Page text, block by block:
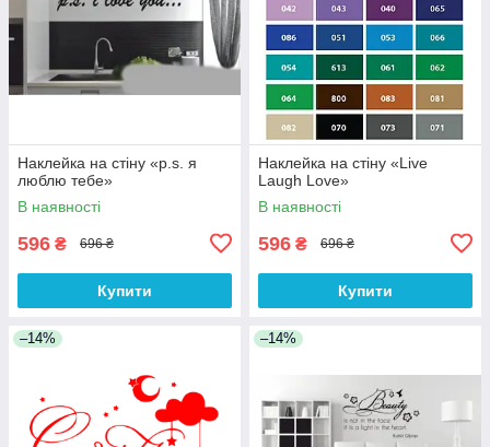
Наклейка на стіну «p.s. я
люблю тебе»
В наявності
596 ₴ 696 ₴
Купити
Наклейка на стіну «Live
Laugh Love»
В наявності
596 ₴ 696 ₴
Купити
–14% –14%